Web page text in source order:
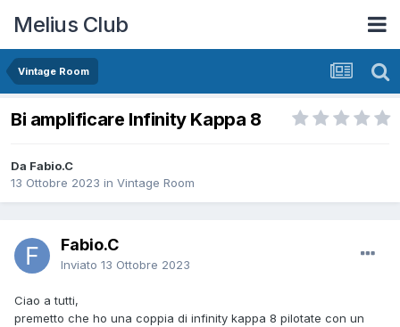
Melius Club
Vintage Room
Bi amplificare Infinity Kappa 8
Da Fabio.C
13 Ottobre 2023 in Vintage Room
Fabio.C
Inviato 13 Ottobre 2023
Ciao a tutti,
premetto che ho una coppia di infinity kappa 8 pilotate con un